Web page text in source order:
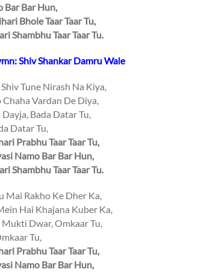
Bar Bar Hun,
Bhole Taar Taar Tu,
Shambhu Taar Taar Tu.
Shiv Shankar Damru Wale
Tune Nirash Na Kiya,
Vardan De Diya,
Dayja, Bada Datar Tu,
Datar Tu,
Prabhu Taar Taar Tu,
Namo Bar Bar Hun,
Shambhu Taar Taar Tu.
Mai Rakho Ke Dher Ka,
Hai Khajana Kuber Ka,
Mukti Dwar, Omkaar Tu,
Tu,
Prabhu Taar Taar Tu,
Namo Bar Bar Hun,